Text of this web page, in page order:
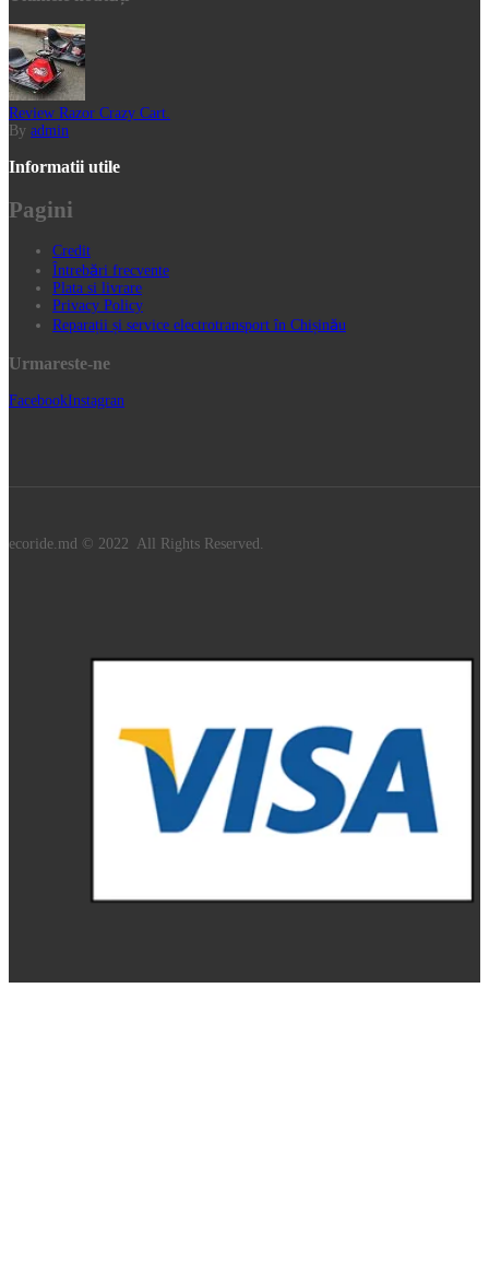
Review Razor Crazy Cart.
By admin
Informatii utile
Pagini
Credit
Întrebări frecvente
Plata si livrare
Privacy Policy
Reparații și service electrotransport în Chișinău
Urmareste-ne
FacebookInstagran
ecoride.md © 2022 All Rights Reserved.